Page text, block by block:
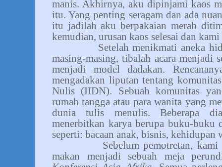
manis. Akhirnya, aku dipinjami kaos
itu. Yang penting seragam dan ada
itu jadilah aku berpakaian merah
kemudian, urusan kaos selesai dan
Setelah menikmati aneka
masing-masing, tibalah acara menjadi
menjadi model dadakan.
mengadakan liputan tentang
Nulis (IIDN). Sebuah komunitas
rumah tangga atau para wanita yang
dunia tulis menulis. Beberapa
menerbitkan karya berupa buku-buku
seperti: bacaan anak, bisnis, kehidupan
Sebelum pemotretan,
makan menjadi sebuah meja